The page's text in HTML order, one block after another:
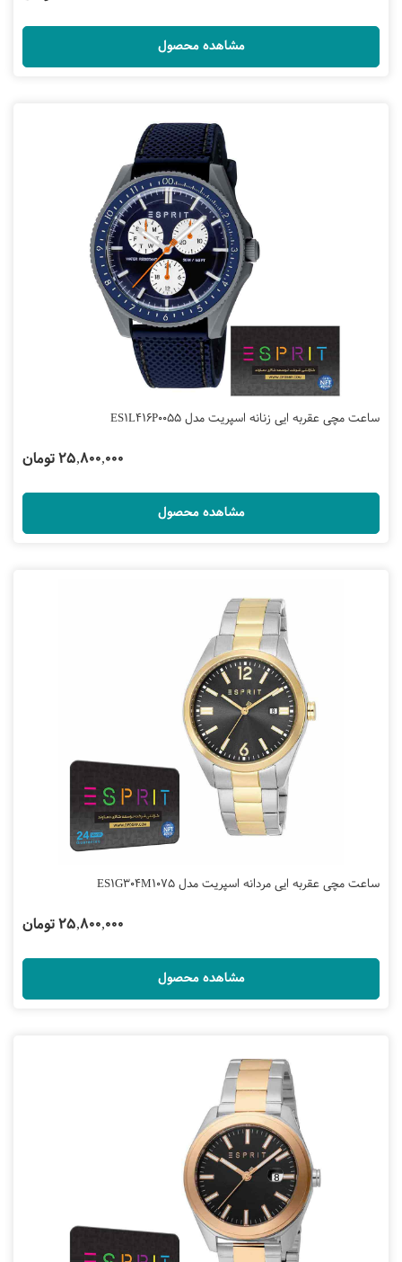
مشاهده محصول
ساعت مچی عقربه ایی زنانه اسپریت مدل ES1L416P0055
25,800,000 تومان
مشاهده محصول
ساعت مچی عقربه ایی مردانه اسپریت مدل ES1G304M1075
25,800,000 تومان
مشاهده محصول